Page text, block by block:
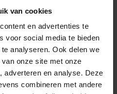
van cookies
en advertenties te
voor social media te bieden
analyseren. Ook delen we
onze site met onze
adverteren en analyse. Deze
combineren met andere